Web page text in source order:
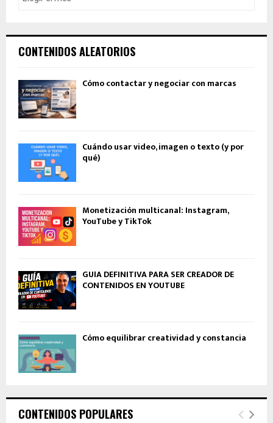
CONTENIDOS ALEATORIOS
Cómo contactar y negociar con marcas
Cuándo usar video, imagen o texto (y por
qué)
Monetización multicanal: Instagram,
YouTube y TikTok
GUÍA DEFINITIVA PARA SER CREADOR DE
CONTENIDOS EN YOUTUBE
Cómo equilibrar creatividad y constancia
CONTENIDOS POPULARES